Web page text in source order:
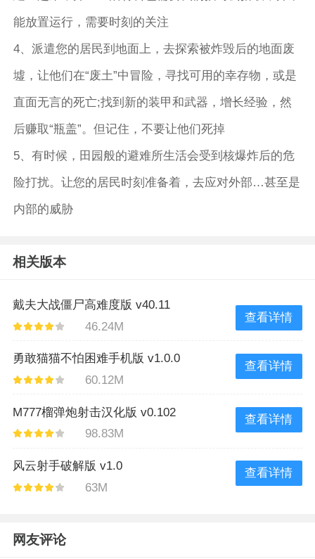
能放置运行，需要时刻的关注
4、派遣您的居民到地面上，去探索被炸毁后的地面废
墟，让他们在“废土”中冒险，寻找可用的幸存物，或是
直面无言的死亡;找到新的装甲和武器，增长经验，然
后赚取“瓶盖”。但记住，不要让他们死掉
5、有时候，田园般的避难所生活会受到核爆炸后的危
险打扰。让您的居民时刻准备着，去应对外部…甚至是
内部的威胁
相关版本
戴夫大战僵尸高难度版 v40.11
46.24M
查看详情
勇敢猫猫不怕困难手机版 v1.0.0
60.12M
查看详情
M777榴弹炮射击汉化版 v0.102
98.83M
查看详情
风云射手破解版 v1.0
63M
查看详情
网友评论